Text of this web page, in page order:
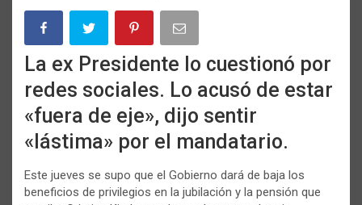
La ex Presidente lo cuestionó por
redes sociales. Lo acusó de estar
«fuera de eje», dijo sentir
«lástima» por el mandatario.
Este jueves se supo que el Gobierno dará de baja los
beneficios de privilegios en la jubilación y la pensión que